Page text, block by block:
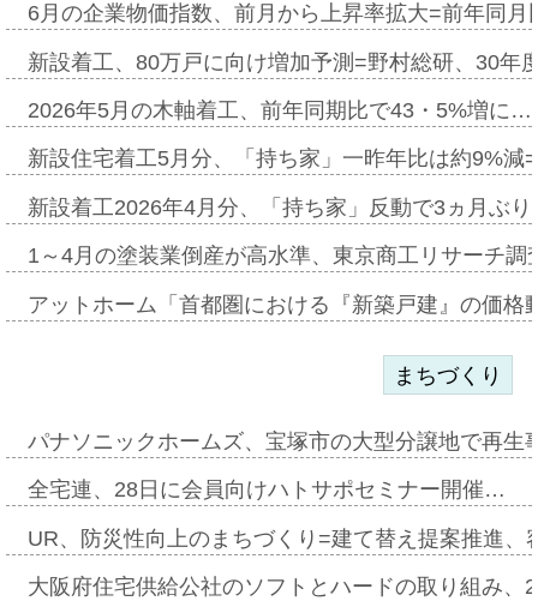
6月の企業物価指数、前月から上昇率拡大=前年同
新設着工、80万戸に向け増加予測=野村総研、30年
2026年5月の木軸着工、前年同期比で43・5%増に…
新設住宅着工5月分、「持ち家」一昨年比は約9%
新設着工2026年4月分、「持ち家」反動で3ヵ月ぶ
1～4月の塗装業倒産が高水準、東京商工リサーチ
アットホーム「首都圏における『新築戸建』の価
まちづくり
パナソニックホームズ、宝塚市の大型分譲地で再
全宅連、28日に会員向けハトサポセミナー開催…
UR、防災性向上のまちづくり=建て替え提案推進
大阪府住宅供給公社のソフトとハードの取り組み